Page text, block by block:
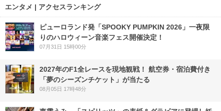
エンタメ | アクセスランキング
ピューロランド発「SPOOKY PUMPKIN 2026」一夜限
りのハロウィーン音楽フェス開催決定！
07月31日 15時00分
2027年のF1全レースを現地観戦！ 航空券・宿泊費付き
「夢のシーズンチケット」が当たる
08月05日 17時48分